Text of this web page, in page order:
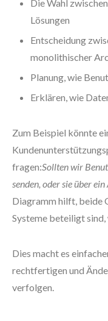
Die Wahl
Lösungen
Entscheidung
monolithischer
Planung, wie
Erklären, wie
Zum Beispiel könnte
fragen:Sollten wir
senden, oder sie über
Diagramm hilft, beide
Systeme beteiligt
Dies macht es
rechtfertigen und
verfolgen.